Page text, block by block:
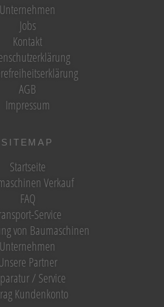
Unternehmen
Jobs
Kontakt
AGB
Impressum
SITEMAP
Startseite
Verkauf
FAQ
Service
von Baumaschinen
Unternehmen
Partner
/ Service
Kundenkonto